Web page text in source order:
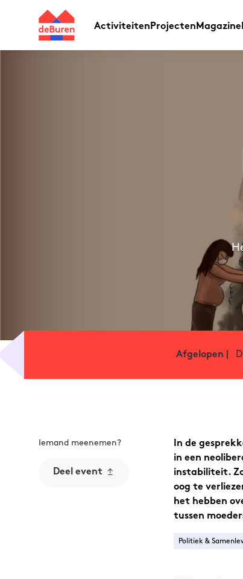
ActiviteitenProjectenMagazine
Afgelopen |
Iemand meenemen?
Deel event
In de
in een
instabiliteit.
oog te
het hebben
tussen
Politiek &